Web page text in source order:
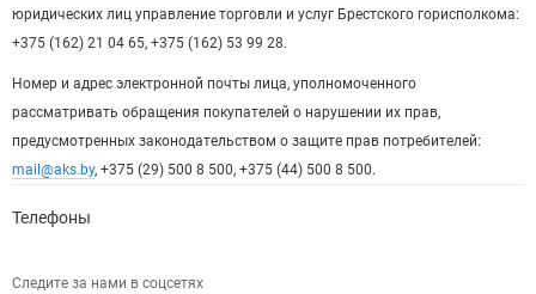
юридических лиц управление торговли и услуг Брестского горисполкома:
+375 (162) 21 04 65, +375 (162) 53 99 28.
Номер и адрес электронной почты лица, уполномоченного
рассматривать обращения покупателей о нарушении их прав,
предусмотренных законодательством о защите прав потребителей:
mail@aks.by, +375 (29) 500 8 500, +375 (44) 500 8 500.
Телефоны
Следите за нами в соцсетях